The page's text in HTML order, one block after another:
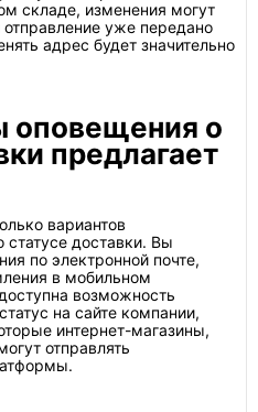
складе, изменения могут
уже передано
адрес будет значительно
оповещения о
предлагает
вариантов
статусе доставки. Вы
по электронной почте,
в мобильном
возможность
на сайте компании,
интернет-магазины,
отправлять